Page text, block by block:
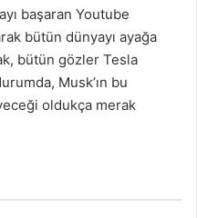
başaran Youtube
bütün dünyayı ayağa
bütün gözler Tesla
Musk’ın bu
oldukça merak